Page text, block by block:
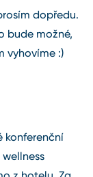
dopředu.
bude možné,
vyhovíme :)
konferenční